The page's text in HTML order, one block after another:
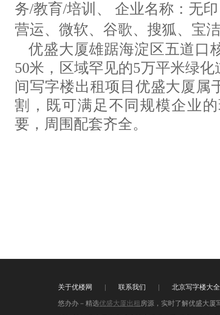
务/教育/培训、 企业名称：无
营运、微软、谷歌、搜狐、宝
优盛大厦雄踞海淀区五道口
50米，区域罕见的5万平米绿
间写字楼出租项目优盛大厦属
割，既可满足不同规模企业
要，周围配套齐全。
关于优楼网 联系我们 北京写字楼大全
悠办办－精选优盛大厦出租 房源，实时了解优盛大厦